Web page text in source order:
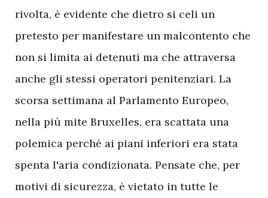
rivolta, è evidente che dietro si celi un
pretesto per manifestare un malcontento che
non si limita ai detenuti ma che attraversa
anche gli stessi operatori penitenziari. La
scorsa settimana al Parlamento Europeo,
nella più mite Bruxelles, era scattata una
polemica perché ai piani inferiori era stata
spenta l'aria condizionata. Pensate che, per
motivi di sicurezza, è vietato in tutte le